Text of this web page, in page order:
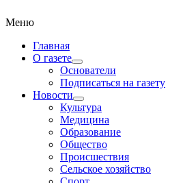
Меню
Главная
О газете
Основатели
Подписаться на газету
Новости
Культура
Медицина
Образование
Общество
Происшествия
Сельское хозяйство